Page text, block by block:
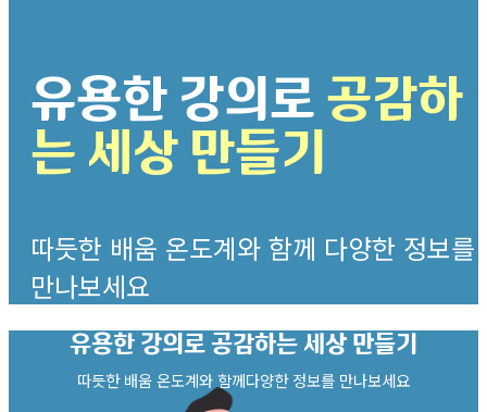
유용한 강의로 공감하
는 세상 만들기
따듯한 배움 온도계와 함께 다양한 정보를
만나보세요
유용한 강의로 공감하는 세상 만들기
따듯한 배움 온도계와 함께다양한 정보를 만나보세요